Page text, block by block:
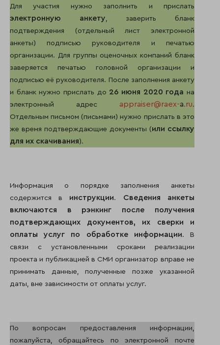
Для участия нужно заполнить и прислать
электронную анкету, заверить бланк
подтверждения (отдельный лист электронной
анкеты) подписью руководителя и печатью
организации. Для группы оценочных компаний бланк
заверяется печатью головной организации и
подписью её руководителя. После заполнения анкету
и бланк нужно прислать до 26 июня 2020 года на
электронный адрес appraiser@raex-a.ru.
Отдельным письмом (письмами) нужно прислать в это
же время подтверждающие документы (или ссылку
для их скачивания).
Информация о порядке заполнения анкеты
содержится в инструкции. Сведения анкеты
включаются в рэнкинг после получения
подтверждающих документов, их сверки и
оплаты услуг по обработке информации. В
связи с установленными сроками реализации
проекта и публикацией в СМИ организатор вправе не
принимать данные, полученные позже указанной
даты, вне зависимости от оплаты услуг.
По вопросам предоставления информации,
пожалуйста, обращайтесь по электронной почте